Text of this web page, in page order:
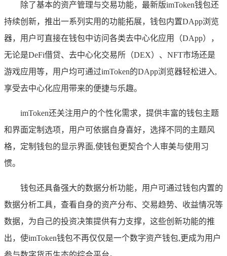
除了基本的资产管理与交易功能，最新版imToken钱包还
持续创新，推出一系列实用的功能拓展，钱包内置DApp浏览
器，用户可直接在钱包中访问各类去中心化应用（DApp），
无论是DeFi借贷、去中心化交易所（DEX）、NFT市场还是
游戏应用等，用户均可通过imToken的DApp浏览器轻松进入,
享受去中心化应用带来的便捷与乐趣。
imToken还关注用户的个性化需求，提供丰富的钱包主题
和界面定制选项，用户可依据自身喜好，选择不同的主题风
格，定制钱包的显示界面,使钱包更契合个人审美与使用习
惯。
钱包还具备强大的数据分析功能，用户可通过钱包内置的
数据分析工具，查看自身的资产分布、交易趋势、收益情况等
数据，为自己的投资决策提供有力支撑，这些创新功能的推
出，使imToken钱包不再仅仅是一个数字资产钱包,更成为用户